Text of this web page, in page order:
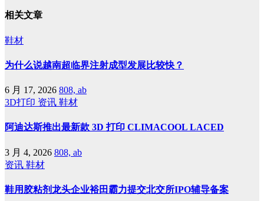
相关文章
鞋材
为什么说越南超临界注射成型发展比较快？
6 月 17, 2026 808, ab
3D打印 资讯 鞋材
阿迪达斯推出最新款 3D 打印 CLIMACOOL LACED
3 月 4, 2026 808, ab
资讯 鞋材
鞋用胶粘剂龙头企业裕田霸力提交北交所IPO辅导备案